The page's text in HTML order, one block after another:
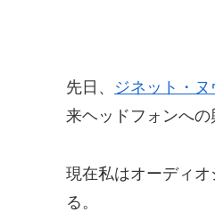
先日、 ジネット・
来ヘッドフォンへの
現在私はオーディ
る。